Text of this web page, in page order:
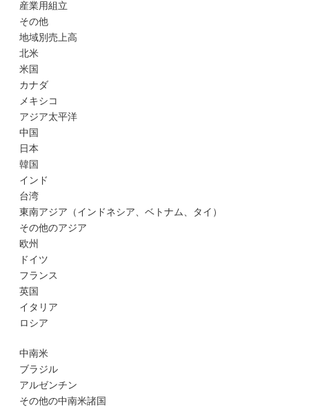
産業用組立
その他
地域別売上高
北米
米国
カナダ
メキシコ
アジア太平洋
中国
日本
韓国
インド
台湾
東南アジア（インドネシア、ベトナム、タイ）
その他のアジア
欧州
ドイツ
フランス
英国
イタリア
ロシア
中南米
ブラジル
アルゼンチン
その他の中南米諸国